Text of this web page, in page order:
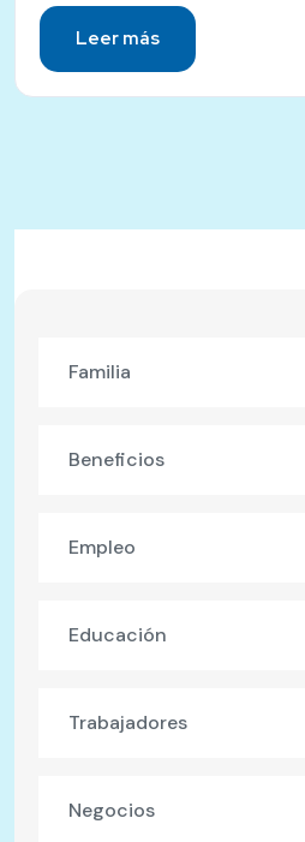
Leer más
Familia
Beneficios
Empleo
Educación
Trabajadores
Negocios